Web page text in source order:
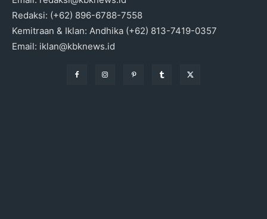
Redaksi: (+62) 896-6788-7558
Kemitraan & Iklan: Andhika (+62) 813-7419-0357
Email: iklan@kbknews.id